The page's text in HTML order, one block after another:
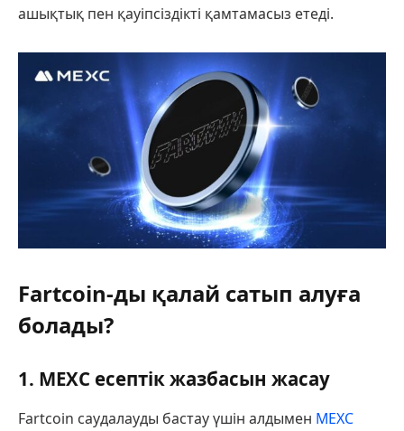
ашықтық пен қауіпсіздікті қамтамасыз етеді.
Fartcoin-ды қалай сатып алуға
болады?
1. MEXC есептік жазбасын жасау
Fartcoin саудалауды бастау үшін алдымен MEXC